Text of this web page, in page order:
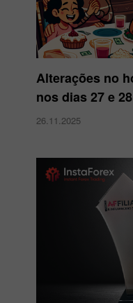
Alterações no
nos dias 27 e
26.11.2025